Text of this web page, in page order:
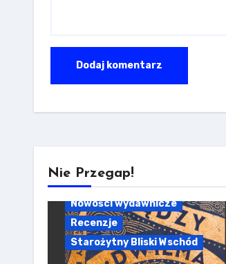
Nie Przegap!
Nowości wydawnicze
Recenzje
Starożytny Bliski Wschód